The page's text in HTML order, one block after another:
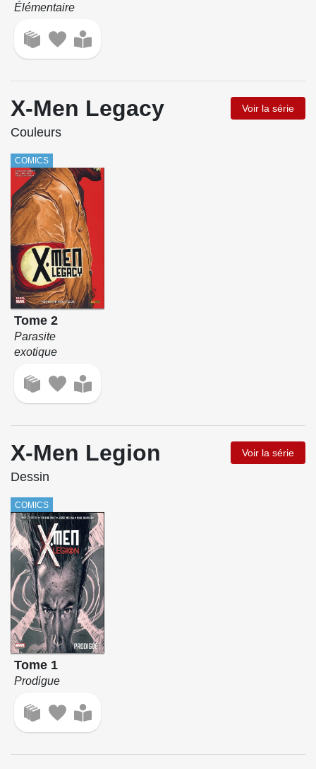
Élémentaire
X-Men Legacy Voir la série
Couleurs
COMICS
Tome 2
Parasite
exotique
X-Men Legion Voir la série
Dessin
COMICS
Tome 1
Prodigue